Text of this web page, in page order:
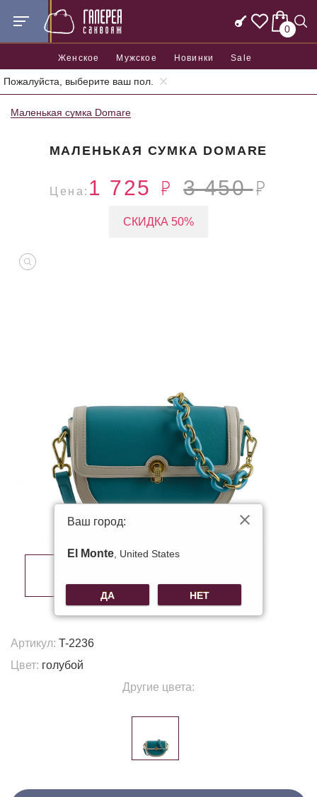
0
Женское Мужское Новинки Sale
Пожалуйста, выберите ваш пол.
Главная Женские сумки Женские маленькие сумки
Маленькая сумка Domare
МАЛЕНЬКАЯ СУМКА DOMARE
Цена: 1 725 3 450
СКИДКА 50%
Артикул: T-2236
Цвет: голубой
Другие цвета:
Ваш город:
El Monte , United States
ДА НЕТ